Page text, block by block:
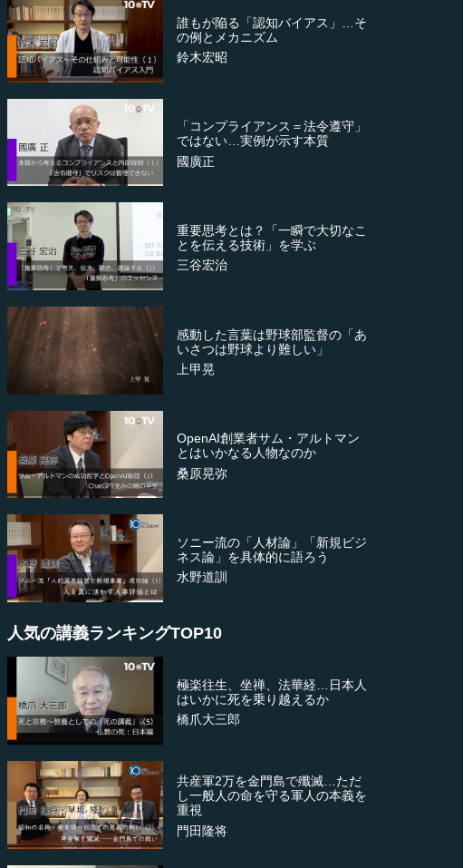
誰もが陥る「認知バイアス」…そ
の例とメカニズム
鈴木宏昭
「コンプライアンス＝法令遵守」
ではない…実例が示す本質
國廣正
重要思考とは？「一瞬で大切なこ
とを伝える技術」を学ぶ
三谷宏治
感動した言葉は野球部監督の「あ
いさつは野球より難しい」
上甲晃
OpenAI創業者サム・アルトマン
とはいかなる人物なのか
桑原晃弥
ソニー流の「人材論」「新規ビジ
ネス論」を具体的に語ろう
水野道訓
人気の講義ランキングTOP10
極楽往生、坐禅、法華経…日本人
はいかに死を乗り越えるか
橋爪大三郎
共産軍2万を金門島で殲滅…ただ
し一般人の命を守る軍人の本義を
重視
門田隆将